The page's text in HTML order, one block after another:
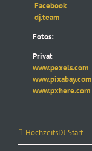
Facebook
dj.team
Fotos:
Privat
www.pexels.com
www.pixabay.com
www.pxhere.com
HochzeitsDJ Start